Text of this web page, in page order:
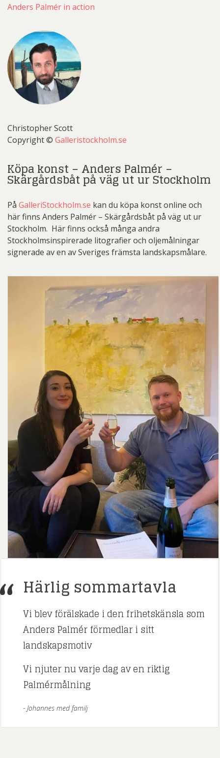
Anders Palmér in action
Christopher Scott
Copyright © Galleristockholm.se
Köpa konst – Anders Palmér –
Skärgårdsbåt på väg ut ur Stockholm
På GalleriStockholm.se kan du köpa konst online och
här finns Anders Palmér – Skärgårdsbåt på väg ut ur
Stockholm. Här finns också många andra
Stockholmsinspirerade litografier och oljemålningar
signerade av en av Sveriges främsta landskapsmålare.
Härlig sommartavla
Vi blev förälskade i den frihetskänsla som
Anders Palmér förmedlar i sitt
landskapsmotiv
Vi njuter nu varje dag av en riktig
Palmérmålning
Johannes med familj